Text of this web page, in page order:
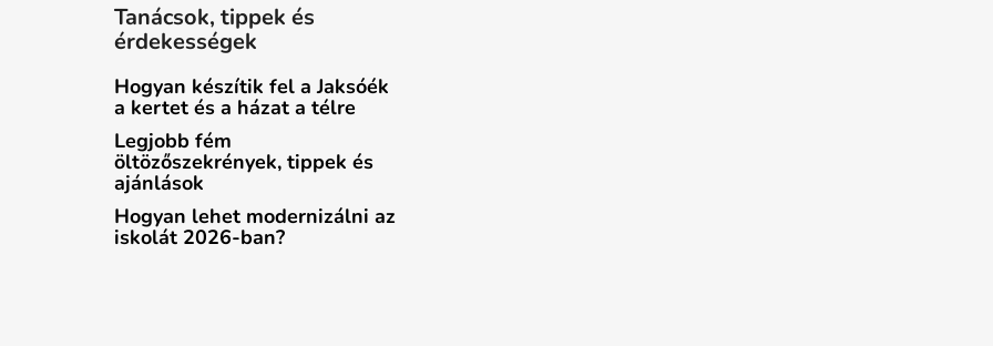
Tanácsok, tippek és
érdekességek
Hogyan készítik fel a Jaksóék
a kertet és a házat a télre
Legjobb fém
öltözőszekrények, tippek és
ajánlások
Hogyan lehet modernizálni az
iskolát 2026-ban?